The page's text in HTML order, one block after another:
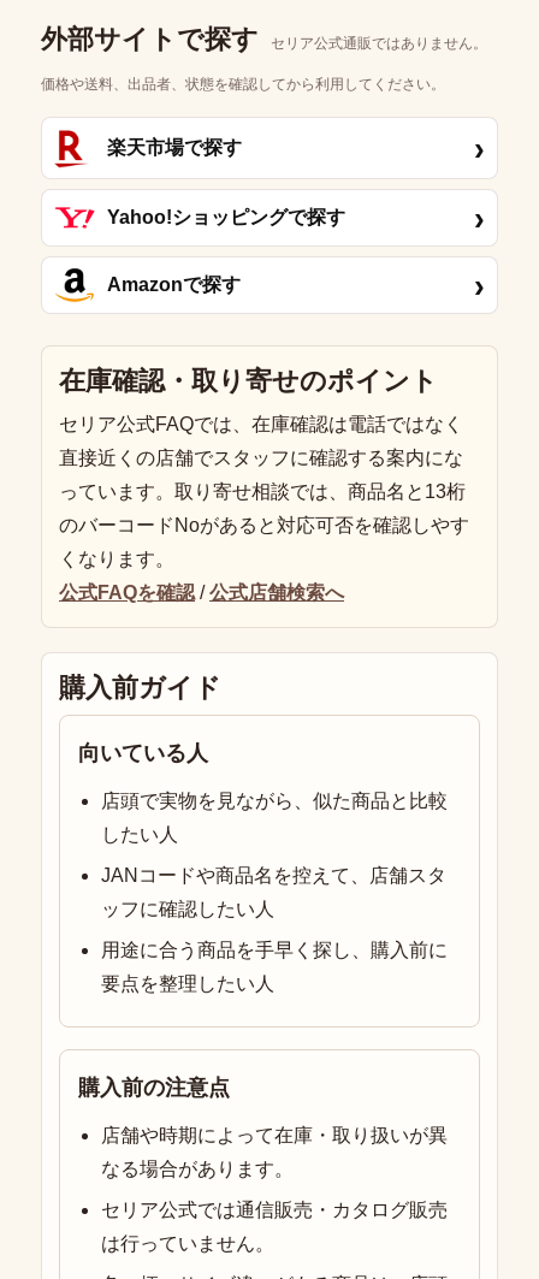
外部サイトで探す セリア公式通販ではありません。
価格や送料、出品者、状態を確認してから利用してください。
楽天市場で探す ›
Yahoo!ショッピングで探す ›
Amazonで探す ›
在庫確認・取り寄せのポイント
セリア公式FAQでは、在庫確認は電話ではなく
直接近くの店舗でスタッフに確認する案内にな
っています。取り寄せ相談では、商品名と13桁
のバーコードNoがあると対応可否を確認しやす
くなります。
公式FAQを確認 /公式店舗検索へ
購入前ガイド
向いている人
店頭で実物を見ながら、似た商品と比較
したい人
JANコードや商品名を控えて、店舗スタ
ッフに確認したい人
用途に合う商品を手早く探し、購入前に
要点を整理したい人
購入前の注意点
店舗や時期によって在庫・取り扱いが異
なる場合があります。
セリア公式では通信販売・カタログ販売
は行っていません。